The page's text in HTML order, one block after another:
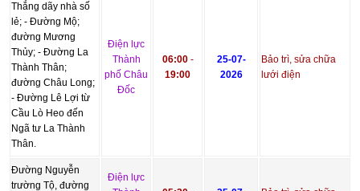
Thắng dãy nhà số
lẻ; - Đường Mộ;
đường Mương
Thủy; - Đường La
Thành Thân;
đường Châu Long;
- Đường Lê Lợi từ
Cầu Lò Heo đến
Ngã tư La Thành
Thân.
Điện lực
Thành
phố Châu
Đốc
06:00-
19:00
25-07-
2026
Bảo trì, sửa chữa
lưới điện
Đường Nguyễn
trường Tộ, đường
Điện lực